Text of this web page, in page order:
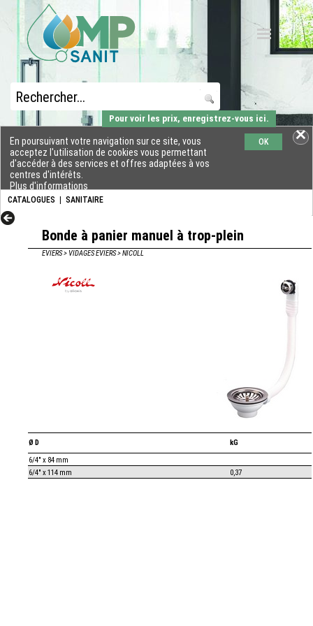
CATALOGUES SANITAIRE
En poursuivant votre navigation sur ce site, vous
acceptez l'utilisation de cookies vous permettant
d'accéder à des services et offres adaptées à vos
centres d'intérêts.
Plus d'informations
OK
Pour voir les prix, enregistrez-vous ici.